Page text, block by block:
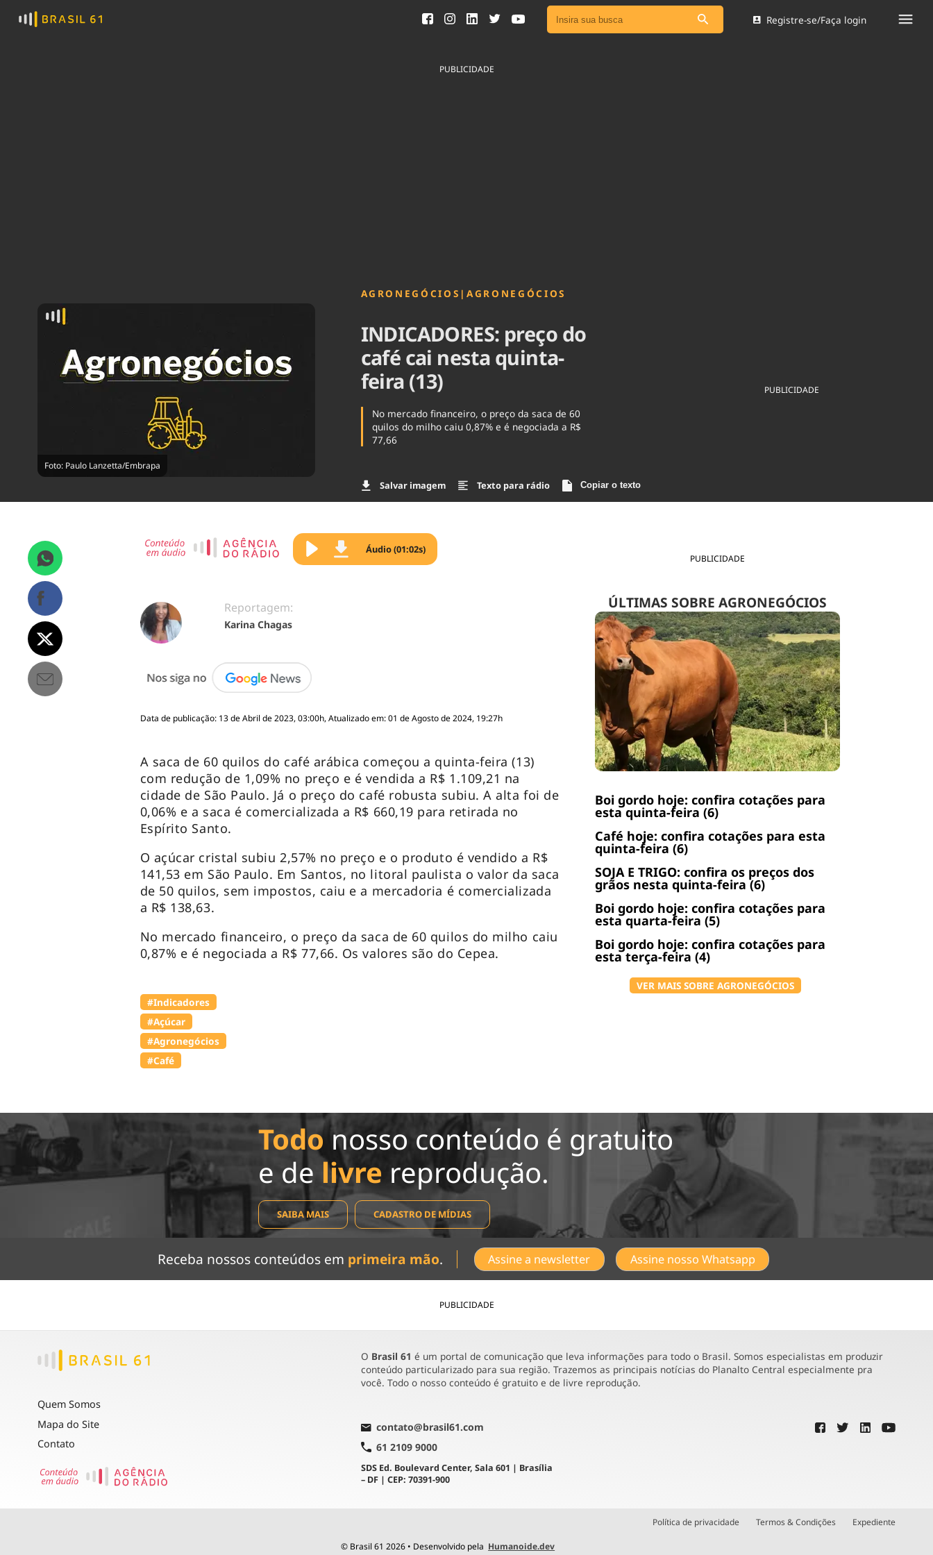
Ver todas as notícias
Brasil
Registre-se/Faça login
PUBLICIDADE
Foto: Paulo Lanzetta/Embrapa
AGRONEGÓCIOS | AGRONEGÓCIOS
INDICADORES: preço do
café cai nesta quinta-
feira (13)
No mercado financeiro, o preço da saca de 60
quilos do milho caiu 0,87% e é negociada a R$
77,66
Salvar imagem Texto para rádio Copiar o texto
PUBLICIDADE
PUBLICIDADE
ÚLTIMAS SOBRE AGRONEGÓCIOS
Boi gordo hoje: confira cotações para
esta quinta-feira (6)
Café hoje: confira cotações para esta
quinta-feira (6)
SOJA E TRIGO: confira os preços dos
grãos nesta quinta-feira (6)
Boi gordo hoje: confira cotações para
esta quarta-feira (5)
Boi gordo hoje: confira cotações para
esta terça-feira (4)
VER MAIS SOBRE AGRONEGÓCIOS
Áudio (01:02s)
Reportagem:
Karina Chagas
Data de publicação: 13 de Abril de 2023, 03:00h, Atualizado em: 01 de Agosto de 2024, 19:27h
A saca de 60 quilos do café arábica começou a quinta-feira (13)
com redução de 1,09% no preço e é vendida a R$ 1.109,21 na
cidade de São Paulo. Já o preço do café robusta subiu. A alta foi de
0,06% e a saca é comercializada a R$ 660,19 para retirada no
Espírito Santo.
O açúcar cristal subiu 2,57% no preço e o produto é vendido a R$
141,53 em São Paulo. Em Santos, no litoral paulista o valor da saca
de 50 quilos, sem impostos, caiu e a mercadoria é comercializada
a R$ 138,63.
No mercado financeiro, o preço da saca de 60 quilos do milho caiu
0,87% e é negociada a R$ 77,66. Os valores são do Cepea.
#Indicadores
#Açúcar
#Agronegócios
#Café
Todonosso conteúdo é gratuito
e de livre reprodução.
SAIBA MAIS CADASTRO DE MÍDIAS
Receba nossos conteúdos em primeira mão. Assine a newsletter Assine nosso Whatsapp
PUBLICIDADE
Quem Somos
Mapa do Site
Contato
O Brasil 61 é um portal de comunicação que leva informações para todo o Brasil. Somos especialistas em produzir
conteúdo particularizado para sua região. Trazemos as principais notícias do Planalto Central especialmente pra
você. Todo o nosso conteúdo é gratuito e de livre reprodução.
contato@brasil61.com
61 2109 9000
SDS Ed. Boulevard Center, Sala 601 | Brasília
– DF | CEP: 70391-900
Política de privacidade Termos & Condições Expediente
© Brasil 61 2026 • Desenvolvido pela Humanoide.dev